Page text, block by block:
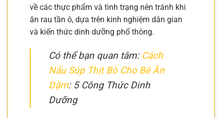
về các thực phẩm và tình trạng nên tránh khi
ăn rau tần ô, dựa trên kinh nghiệm dân gian
và kiến thức dinh dưỡng phổ thông.
Có thể bạn quan tâm: Cách
Nấu Súp Thịt Bò Cho Bé Ăn
Dặm: 5 Công Thức Dinh
Dưỡng